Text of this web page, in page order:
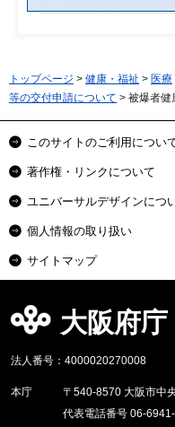
トップページ > 健康・福祉 > 医療
等の交付申請について > 被爆者健
このサイトのご利用につい
著作権・リンクについて
ユニバーサルデザインにつ
個人情報の取り扱い
サイトマップ
大阪府庁
法人番号：4000020270008
本庁
〒540-8570 大阪市中
代表電話番号 06-